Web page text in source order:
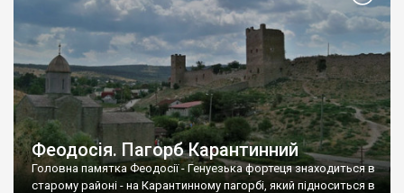
Феодосія. Пагорб Карантинний
Головна памятка Феодосії - Генуезька фортеця знаходиться в
старому районі - на Карантинному пагорбі, який підноситься в